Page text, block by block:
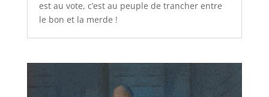
est au vote, c’est au peuple de trancher entre
le bon et la merde !